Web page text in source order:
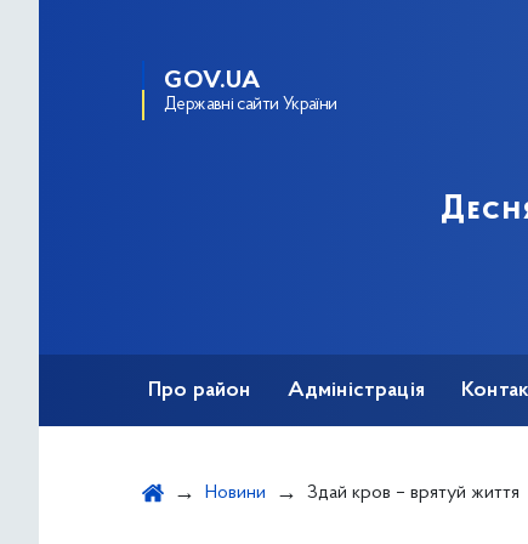
GOV.UA
Державні сайти України
Про район Адміністрація
Новини Здай кров – врятуй життя